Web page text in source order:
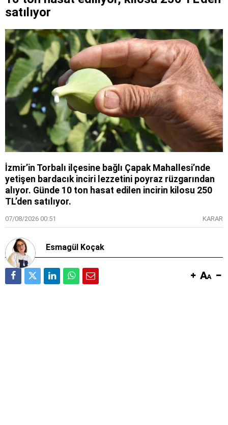
satılıyor
İzmir’in Torbalı ilçesine bağlı Çapak Mahallesi’nde
yetişen bardacık inciri lezzetini poyraz rüzgarından
alıyor. Günde 10 ton hasat edilen incirin kilosu 250
TL’den satılıyor.
07/08/2026 00:51 KARAR
Esmagül Koçak